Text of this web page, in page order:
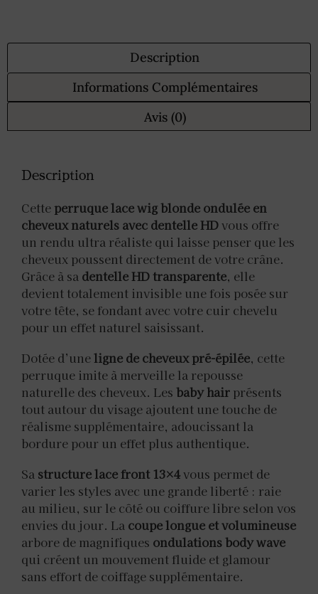
Description
Informations Complémentaires
Avis (0)
Description
Cette perruque lace wig blonde ondulée en
cheveux naturels avec dentelle HDvous offre
un rendu ultra réaliste qui laisse penser que les
cheveux poussent directement de votre crâne.
Grâce à sa dentelle HD transparente, elle
devient totalement invisible une fois posée sur
votre tête, se fondant avec votre cuir chevelu
pour un effet naturel saisissant.
Dotée d’uneligne de cheveux pré-épilée, cette
perruque imite à merveille la repousse
naturelle des cheveux. Les baby hair présents
tout autour du visage ajoutent une touche de
réalisme supplémentaire, adoucissant la
bordure pour un effet plus authentique.
Sa structure lace front 13×4vous permet de
varier les styles avec une grande liberté : raie
au milieu, sur le côté ou coiffure libre selon vos
envies du jour. La coupe longue et volumineuse
arbore de magnifiques ondulations body wave
qui créent un mouvement fluide et glamour
sans effort de coiffage supplémentaire.